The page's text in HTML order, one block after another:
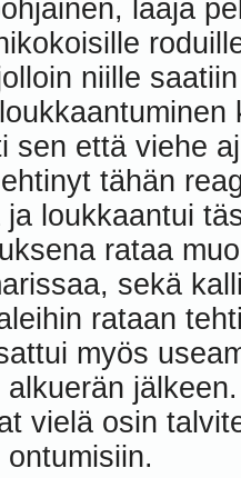
laaja
niille
sen että viehe
tähän
loukkaantui
rataa
sekä
rataan
myös
vielä osin